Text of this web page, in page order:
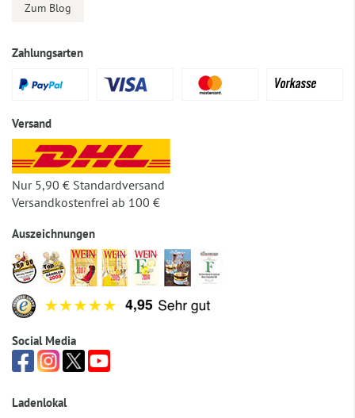
Zum Blog
Zahlungsarten
Versand
Nur 5,90 € Standardversand
Versandkostenfrei ab 100 €
Auszeichnungen
Social Media
Ladenlokal